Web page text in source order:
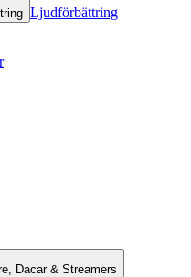
Ljudförbättring
Dacar & Streamers